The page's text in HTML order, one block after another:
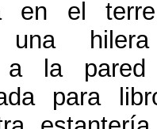
en el
una
a la
para